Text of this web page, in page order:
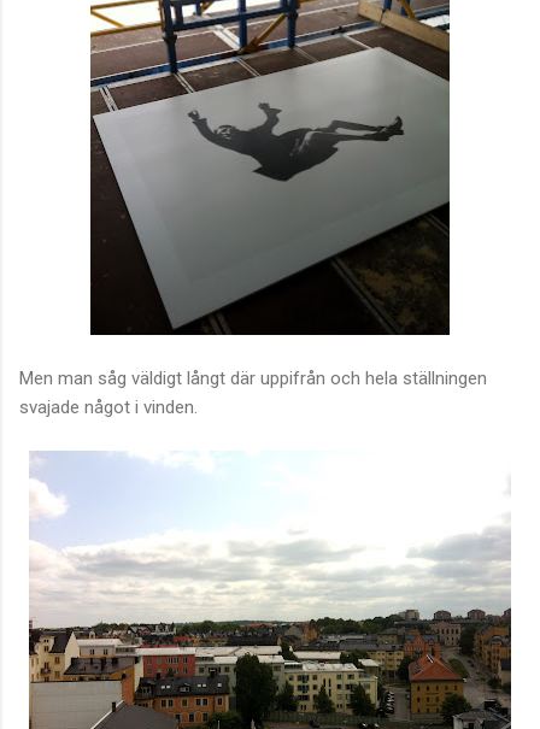
Men man såg väldigt långt där uppifrån och hela ställningen
svajade något i vinden.